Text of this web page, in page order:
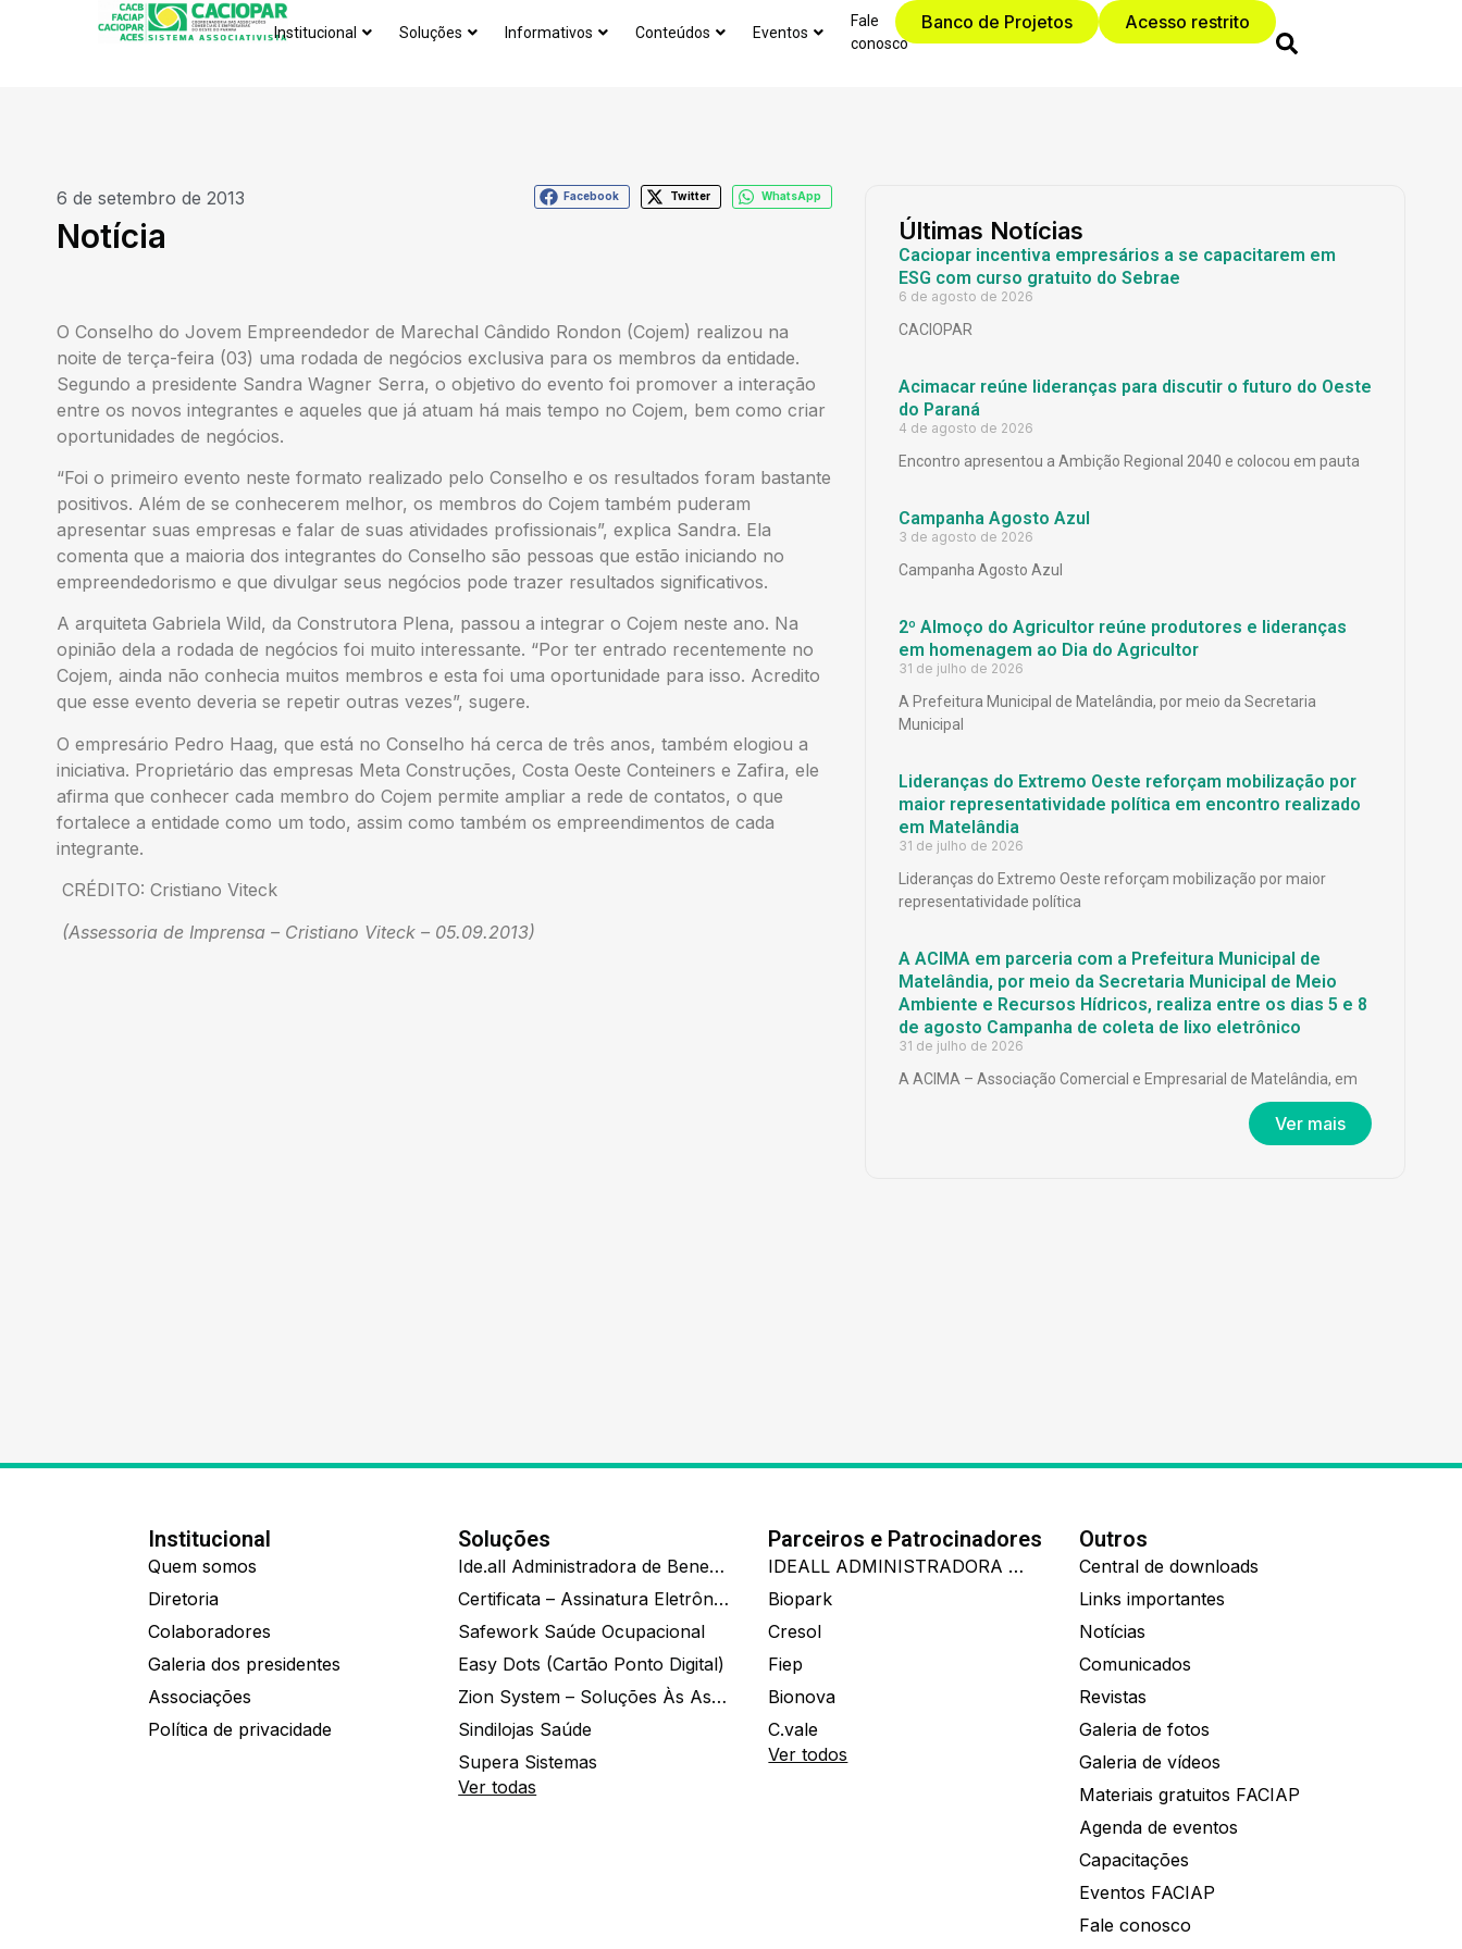
Institucional Soluções Informativos Conteúdos Eventos
Fale
conosco
Banco de Projetos Acesso restrito
6 de setembro de 2013 Facebook Twitter WhatsApp
Notícia
O Conselho do Jovem Empreendedor de Marechal Cândido Rondon (Cojem) realizou na
noite de terça-feira (03) uma rodada de negócios exclusiva para os membros da entidade.
Segundo a presidente Sandra Wagner Serra, o objetivo do evento foi promover a interação
entre os novos integrantes e aqueles que já atuam há mais tempo no Cojem, bem como criar
oportunidades de negócios.
“Foi o primeiro evento neste formato realizado pelo Conselho e os resultados foram bastante
positivos. Além de se conhecerem melhor, os membros do Cojem também puderam
apresentar suas empresas e falar de suas atividades profissionais”, explica Sandra. Ela
comenta que a maioria dos integrantes do Conselho são pessoas que estão iniciando no
empreendedorismo e que divulgar seus negócios pode trazer resultados significativos.
A arquiteta Gabriela Wild, da Construtora Plena, passou a integrar o Cojem neste ano. Na
opinião dela a rodada de negócios foi muito interessante. “Por ter entrado recentemente no
Cojem, ainda não conhecia muitos membros e esta foi uma oportunidade para isso. Acredito
que esse evento deveria se repetir outras vezes”, sugere.
O empresário Pedro Haag, que está no Conselho há cerca de três anos, também elogiou a
iniciativa. Proprietário das empresas Meta Construções, Costa Oeste Conteiners e Zafira, ele
afirma que conhecer cada membro do Cojem permite ampliar a rede de contatos, o que
fortalece a entidade como um todo, assim como também os empreendimentos de cada
integrante.
CRÉDITO: Cristiano Viteck
(Assessoria de Imprensa – Cristiano Viteck – 05.09.2013)
Últimas Notícias
Caciopar incentiva empresários a se capacitarem em
ESG com curso gratuito do Sebrae
6 de agosto de 2026
CACIOPAR
Acimacar reúne lideranças para discutir o futuro do Oeste
do Paraná
4 de agosto de 2026
Encontro apresentou a Ambição Regional 2040 e colocou em pauta
Campanha Agosto Azul
3 de agosto de 2026
Campanha Agosto Azul
2º Almoço do Agricultor reúne produtores e lideranças
em homenagem ao Dia do Agricultor
31 de julho de 2026
A Prefeitura Municipal de Matelândia, por meio da Secretaria
Municipal
Lideranças do Extremo Oeste reforçam mobilização por
maior representatividade política em encontro realizado
em Matelândia
31 de julho de 2026
Lideranças do Extremo Oeste reforçam mobilização por maior
representatividade política
A ACIMA em parceria com a Prefeitura Municipal de
Matelândia, por meio da Secretaria Municipal de Meio
Ambiente e Recursos Hídricos, realiza entre os dias 5 e 8
de agosto Campanha de coleta de lixo eletrônico
31 de julho de 2026
A ACIMA – Associação Comercial e Empresarial de Matelândia, em
Ver mais
Institucional
Quem somos
Diretoria
Colaboradores
Galeria dos presidentes
Associações
Política de privacidade
Soluções
Ide.all Administradora de Benefícios
Certificata – Assinatura Eletrônica De Documentos
Safework Saúde Ocupacional
Easy Dots (Cartão Ponto Digital)
Zion System – Soluções Às Associações E Empresas
Sindilojas Saúde
Supera Sistemas
Ver todas
Parceiros e Patrocinadores
IDEALL ADMINISTRADORA DE BENEFÍCIOS
Biopark
Cresol
Fiep
Bionova
C.vale
Ver todos
Outros
Central de downloads
Links importantes
Notícias
Comunicados
Revistas
Galeria de fotos
Galeria de vídeos
Materiais gratuitos FACIAP
Agenda de eventos
Capacitações
Eventos FACIAP
Fale conosco